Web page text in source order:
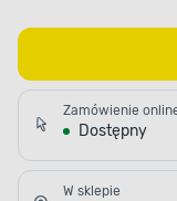
Zamówienie
Dostępny
W sklepie